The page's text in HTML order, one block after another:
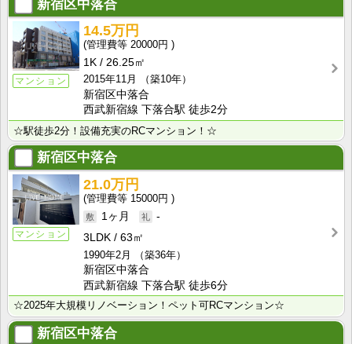
新宿区中落合
マンション
14.5万円
20000円
1K
26.25㎡
2015年11月
（築10年）
新宿区中落合
西武新宿線 下落合駅 徒歩2分
☆駅徒歩2分！設備充実のRCマンション！☆
新宿区中落合
マンション
21.0万円
15000円
1ヶ月
-
3LDK
63㎡
1990年2月
（築36年）
新宿区中落合
西武新宿線 下落合駅 徒歩6分
☆2025年大規模リノベーション！ペット可RCマンション☆
新宿区中落合